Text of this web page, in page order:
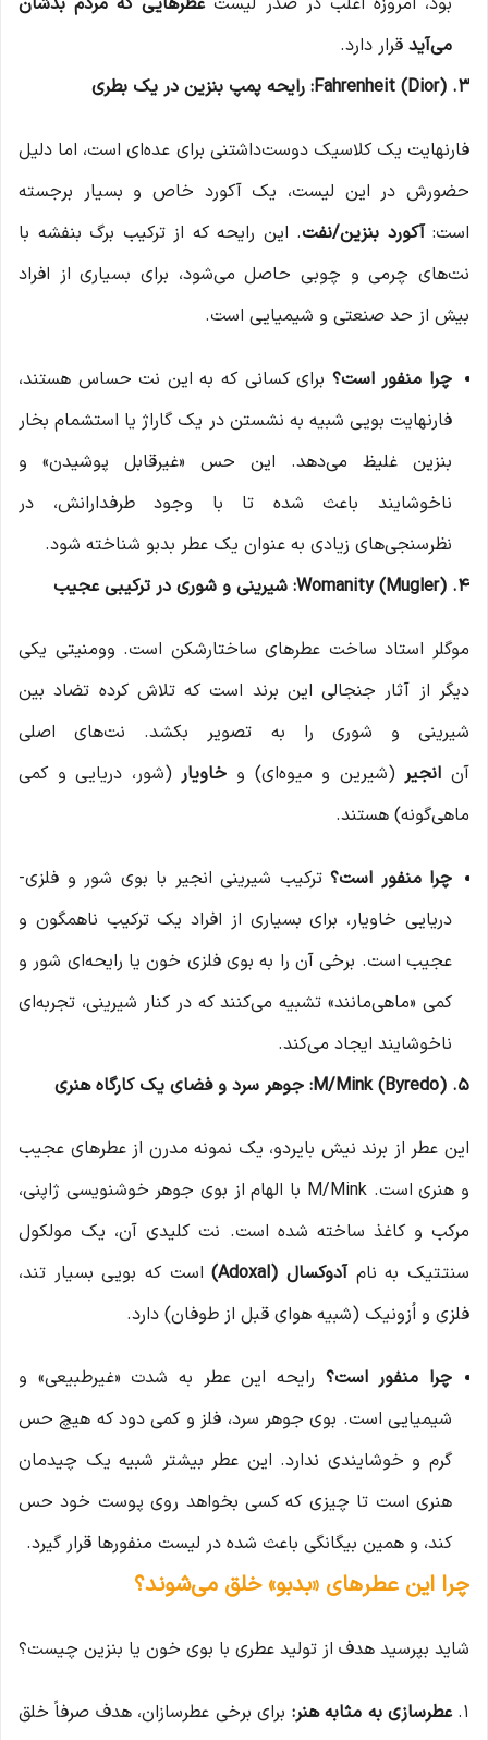
می‌آید قرار دارد.
3. Fahrenheit (Dior): رایحه پمپ بنزین در یک بطری
فارنهایت یک کلاسیک دوست‌داشتنی برای عده‌ای است، اما دلیل
حضورش در این لیست، یک آکورد خاص و بسیار برجسته
است:آکورد بنزین/نفت. این رایحه که از ترکیب برگ بنفشه با
نت‌های چرمی و چوبی حاصل می‌شود، برای بسیاری از افراد
بیش از حد صنعتی و شیمیایی است.
چرا منفور است؟ برای کسانی که به این نت حساس هستند،
فارنهایت بویی شبیه به نشستن در یک گاراژ یا استشمام بخار
بنزین غلیظ می‌دهد. این حس «غیرقابل پوشیدن» و
ناخوشایند باعث شده تا با وجود طرفدارانش، در
نظرسنجی‌های زیادی به عنوان یک عطر بدبو شناخته شود.
4. Womanity (Mugler): شیرینی و شوری در ترکیبی عجیب
موگلر استاد ساخت عطرهای ساختارشکن است. وومنیتی یکی
دیگر از آثار جنجالی این برند است که تلاش کرده تضاد بین
شیرینی و شوری را به تصویر بکشد. نت‌های اصلی
آن انجیر(شیرین و میوه‌ای) و خاویار(شور، دریایی و کمی
ماهی‌گونه) هستند.
چرا منفور است؟ ترکیب شیرینی انجیر با بوی شور و فلزی-
دریایی خاویار، برای بسیاری از افراد یک ترکیب ناهمگون و
عجیب است. برخی آن را به بوی فلزی خون یا رایحه‌ای شور و
کمی «ماهی‌مانند» تشبیه می‌کنند که در کنار شیرینی، تجربه‌ای
ناخوشایند ایجاد می‌کند.
5. M/Mink (Byredo): جوهر سرد و فضای یک کارگاه هنری
این عطر از برند نیش بایردو، یک نمونه مدرن از عطرهای عجیب
و هنری است. M/Mink با الهام از بوی جوهر خوشنویسی ژاپنی،
مرکب و کاغذ ساخته شده است. نت کلیدی آن، یک مولکول
سنتتیک به نامآدوکسال (Adoxal)
است که بویی بسیار تند،
فلزی و اُزونیک (شبیه هوای قبل از طوفان) دارد.
چرا منفور است؟ رایحه این عطر به شدت «غیرطبیعی» و
شیمیایی است. بوی جوهر سرد، فلز و کمی دود که هیچ حس
گرم و خوشایندی ندارد. این عطر بیشتر شبیه یک چیدمان
هنری است تا چیزی که کسی بخواهد روی پوست خود حس
کند، و همین بیگانگی باعث شده در لیست منفورها قرار گیرد.
چرا این عطرهای «بدبو» خلق می‌شوند؟
شاید بپرسید هدف از تولید عطری با بوی خون یا بنزین چیست؟
عطرسازی به مثابه هنر: برای برخی عطرسازان، هدف صرفاً خلق